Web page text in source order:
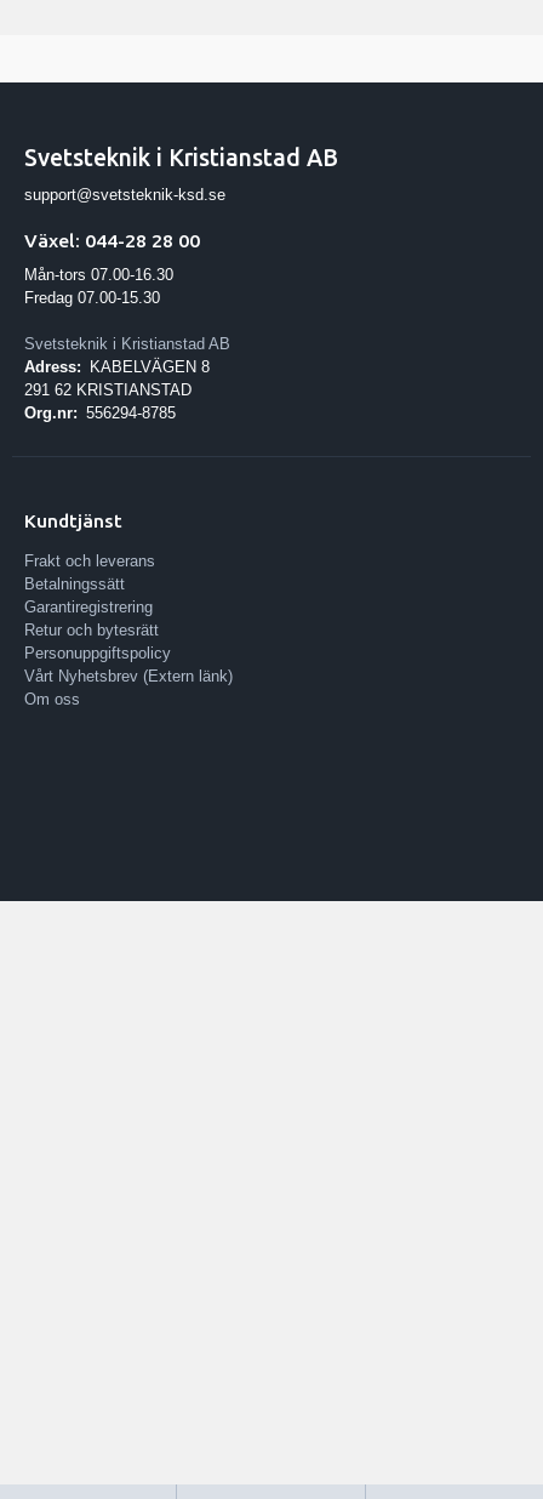
Svetsteknik i Kristianstad AB
support@svetsteknik-ksd.se
Växel: 044-28 28 00
Mån-tors 07.00-16.30
Fredag 07.00-15.30
Svetsteknik i Kristianstad AB
Adress:
KABELVÄGEN 8
291 62 KRISTIANSTAD
Org.nr: 556294-8785
Kundtjänst
Frakt och leverans
Betalningssätt
Garantiregistrering
Retur och bytesrätt
Personuppgiftspolicy
Vårt Nyhetsbrev (Extern länk)
Om oss